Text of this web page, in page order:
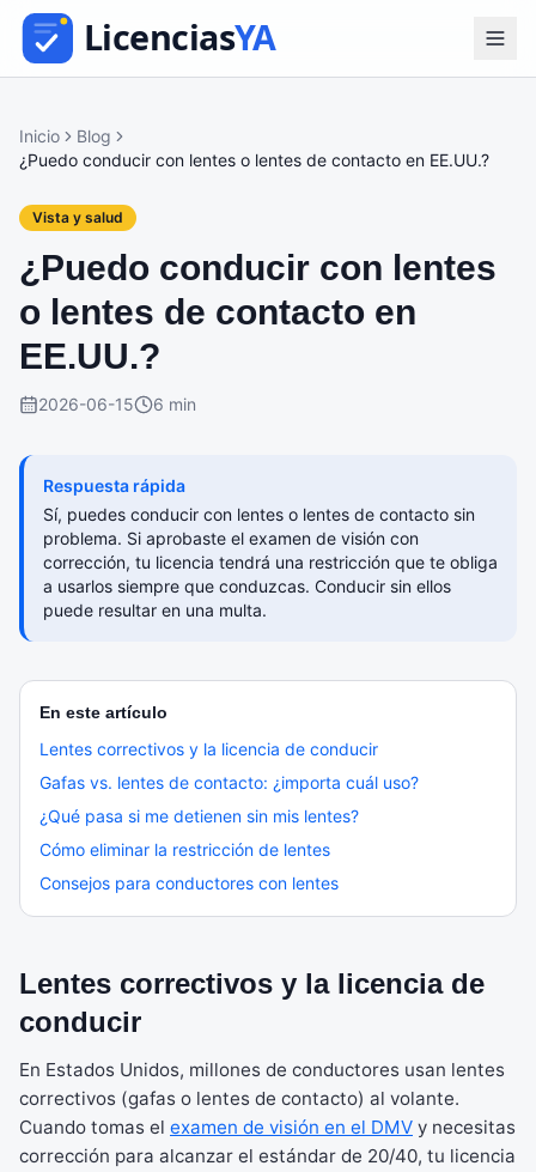
Inicio
Blog
¿Puedo conducir con lentes o lentes de contacto en EE.UU.?
Vista y salud
¿Puedo conducir con lentes
o lentes de contacto en
EE.UU.?
2026-06-15 6 min
Respuesta rápida
Sí, puedes conducir con lentes o lentes de contacto sin
problema. Si aprobaste el examen de visión con
corrección, tu licencia tendrá una restricción que te obliga
a usarlos siempre que conduzcas. Conducir sin ellos
puede resultar en una multa.
En este artículo
Lentes correctivos y la licencia de conducir
Gafas vs. lentes de contacto: ¿importa cuál uso?
¿Qué pasa si me detienen sin mis lentes?
Cómo eliminar la restricción de lentes
Consejos para conductores con lentes
Lentes correctivos y la licencia de
conducir
En Estados Unidos, millones de conductores usan lentes
correctivos (gafas o lentes de contacto) al volante.
Cuando tomas el examen de visión en el DMV y necesitas
corrección para alcanzar el estándar de 20/40, tu licencia